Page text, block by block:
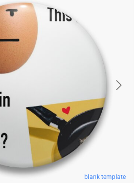
blank template